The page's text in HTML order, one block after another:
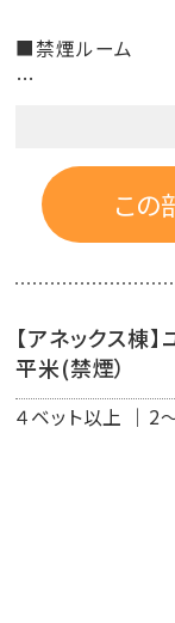
■禁煙ルーム
庫・液晶TV（地デ
まし時計・金庫・
■客室アメニティ
ンセット・フェー
ック パール エレ
この
【アネックス棟
平米(禁煙）
４ベット以上 2